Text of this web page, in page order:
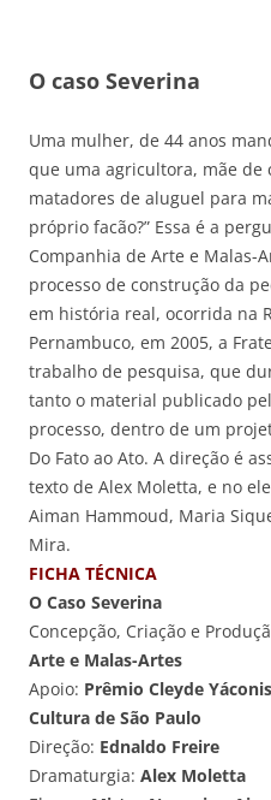
O caso Severina
Uma mulher, de 44 anos
que uma agricultora, mãe de
matadores de aluguel para
próprio facão?” Essa é a
Companhia de Arte e Malas-
processo de construção da
em história real, ocorrida na
Pernambuco, em 2005, a
trabalho de pesquisa, que
tanto o material publicado
processo, dentro de um
Do Fato ao Ato. A direção é
texto de Alex Moletta, e no
Aiman Hammoud, Maria
Mira.
FICHA TÉCNICA
O Caso Severina
Concepção, Criação e
Arte e Malas-Artes
Apoio: Prêmio Cleyde Yáconis
Cultura de São Paulo
Direção: Ednaldo Freire
Dramaturgia: Alex Moletta